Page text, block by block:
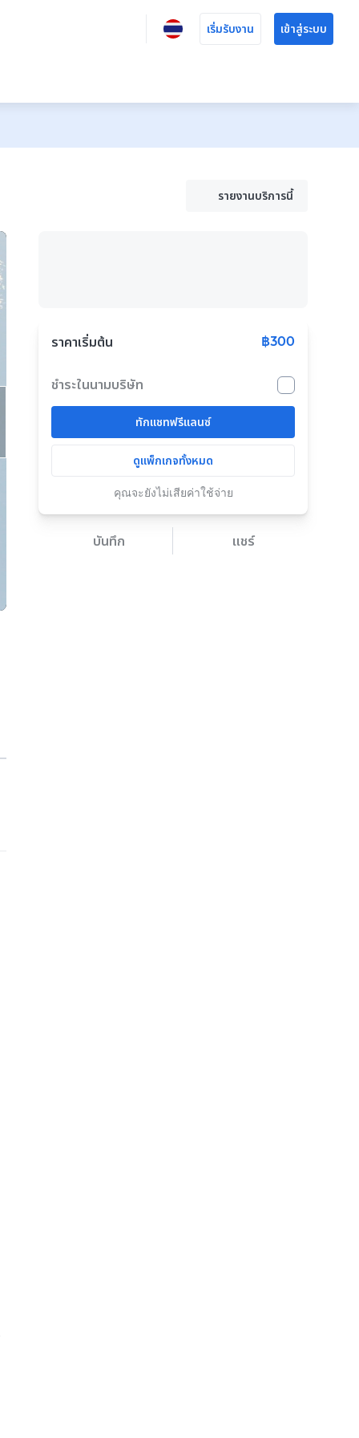
เริ่มรับงาน เข้าสู่ระบบ
รายงานบริการนี้
ราคาเริ่มต้น ฿300
ชำระในนามบริษัท
ทักแชทฟรีแลนซ์
ดูแพ็กเกจทั้งหมด
คุณจะยังไม่เสียค่าใช้จ่าย
บันทึก แชร์